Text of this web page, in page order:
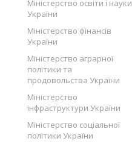
Міністерство освіти і науки
України
Міністерство фінансів
України
Міністерство аграрної
політики та
продовольства України
Міністерство
інфраструктури України
Міністерство соціальної
політики України